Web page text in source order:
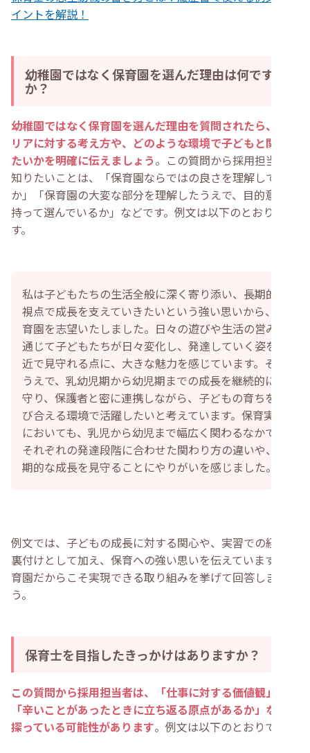
イントを解説！
幼稚園ではなく保育園を選んだ理由は何です
か？
幼稚園ではなく保育園を選んだ理由を質問されたら、キャ
リアに対する考え方や、どのような環境で子どもと関わり
たいかを明確に伝えましょう。この質問から採用担当者が
知りたいことは、「保育園ならではの良さを理解している
か」「保育園の大変な部分を理解したうえで、目的意識を
持って選んでいるか」などです。例文は以下のとおりで
す。
私は子どもたちの生活全般に深く寄り添い、長期的な
視点で成長を支えていきたいという強い思いから、保
育園を志望いたしました。日々の遊びや生活の営みを
通じて子どもたちが日々変化し、発達していく姿を間
近で見守れる点に、大きな魅力を感じています。その
うえで、乳幼児期から幼児期までの成長を継続的に見
守り、保護者と密に連携しながら、子どもの育ちを喜
び合える環境で活躍したいと考えています。保育実習
においても、乳児から幼児まで幅広く関わるなかで、
それぞれの発達段階に合わせた関わり方の違いや、長
期的な成長を見守ることにやりがいを感じました。
例文では、子どもの成長に対する関心や、実習での経験を
裏付けとして加え、保育への強い思いを伝えています。保
育園だからこそ実現できる取り組みを挙げて回答しましょ
う。
保育士を目指したきっかけはありますか？
この質問から採用担当者は、「仕事に対する価値観」や
「辛いことがあったときに立ち返る原点があるか」などを
探っている可能性があります。例文は以下のとおりです。